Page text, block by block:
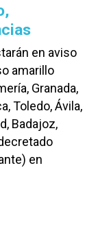
en aviso
amarillo
Granada,
Toledo, Ávila,
Badajoz,
en